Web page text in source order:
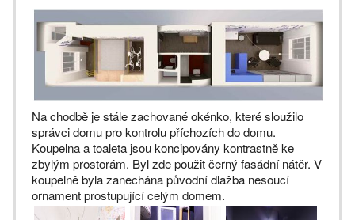
Na chodbě je stále zachované okénko, které sloužilo
správci domu pro kontrolu příchozích do domu.
Koupelna a toaleta jsou koncipovány kontrastně ke
zbylým prostorám. Byl zde použit černý fasádní nátěr. V
koupelně byla zanechána původní dlažba nesoucí
ornament prostupující celým domem.